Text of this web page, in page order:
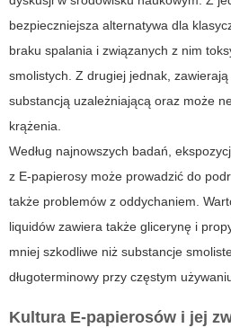
bezpieczniejsza alternatywa dla
braku spalania i związanych z nim
smolistych. Z drugiej jednak,
substancją uzależniającą oraz może
krążenia.
Według najnowszych badań,
z E-papierosy może prowadzić do
także problemów z oddychaniem.
liquidów zawiera także glicerynę i
mniej szkodliwe niż substancje
długoterminowy przy częstym
Kultura E-papierosów i jej